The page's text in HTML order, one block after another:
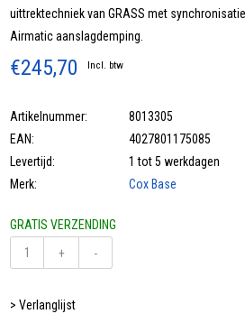
uittrektechniek van GRASS met
Airmatic aanslagdemping.
€245,70 Incl. btw
Artikelnummer:
8013305
EAN:
4027801175085
Levertijd:
1 tot 5 werkdagen
Merk:
Cox Base
GRATIS VERZENDING
+
-
> Verlanglijst